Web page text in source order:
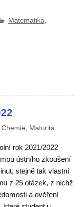
Matematika
Chemie Maturita
rok 2021/2022
ústního zkoušení
stejně tak vlastní
z 25 otázek, z nichž
a ověření